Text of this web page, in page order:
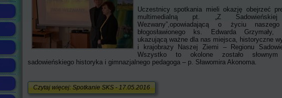
Uczestnicy spotkania mieli okazję obejrzeć
multimedialną pt. „Z
Wezwany”,opowiadającą o życiu
błogosławionego ks. Edwarda
ukazującą ważne dla nas miejsca, historyczne
i krajobrazy Naszej Ziemi – Regionu
Wszystko to okolone zostało słownym
sadowieńskiego historyka i gimnazjalnego pedagoga – p. Sławomira Akonoma.
Czytaj więcej: Spotkanie SKS - 17.05.2016